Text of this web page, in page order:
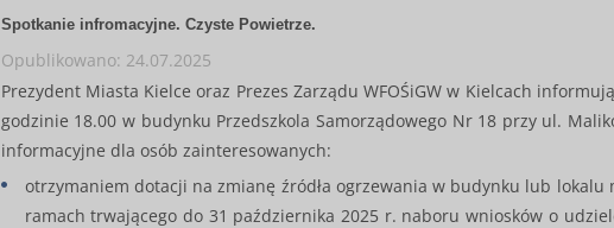
Spotkanie infromacyjne. Czyste Powietrze.
Opublikowano: 24.07.2025
Prezydent Miasta Kielce oraz Prezes Zarządu WFOŚiGW w Kielcach
godzinie 18.00 w budynku Przedszkola Samorządowego Nr 18 przy ul.
informacyjne dla osób zainteresowanych:
otrzymaniem dotacji na zmianę źródła ogrzewania w budynku lub
ramach trwającego do 31 października 2025 r. naboru wniosków o